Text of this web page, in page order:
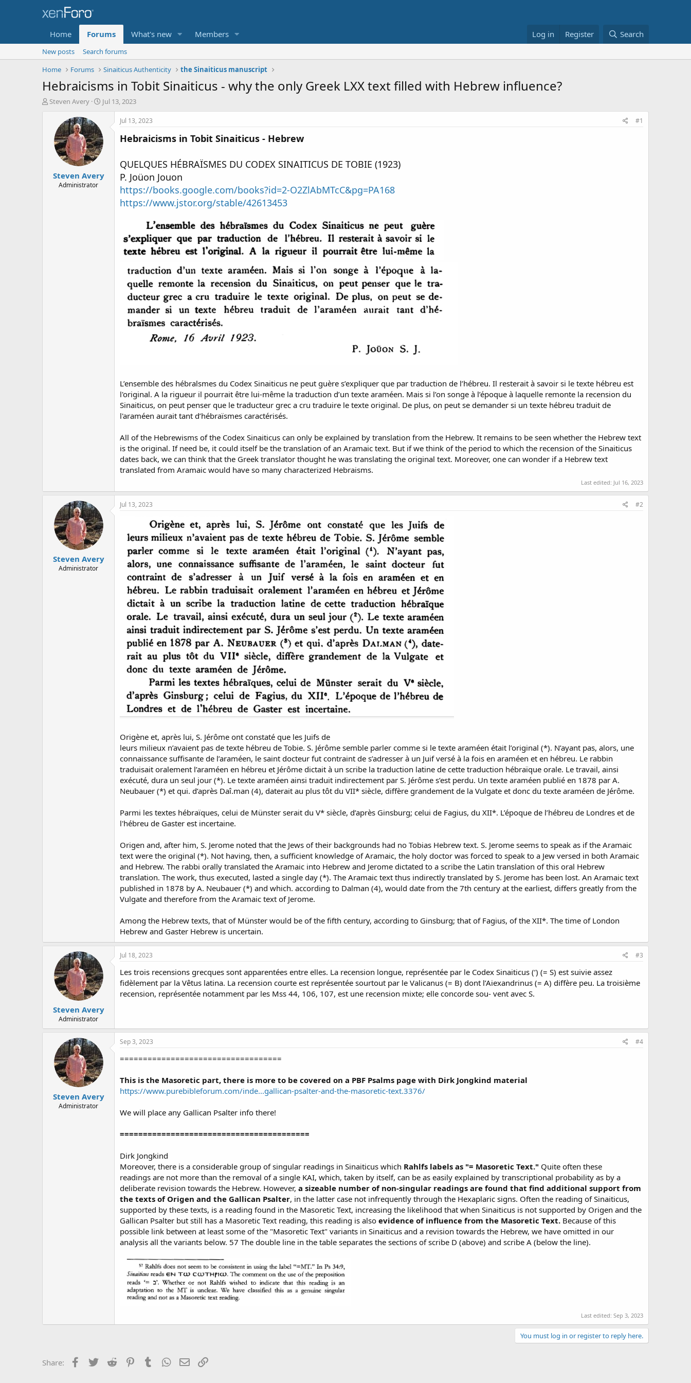
Home Forums What's new Members Log in Register Search
New posts
Search forums
Home
Forums Sinaiticus Authenticity the Sinaiticus manuscript
Hebraicisms in Tobit Sinaiticus - why the only Greek LXX text filled with Hebrew influence?
T
Steven Avery
S
t
d
e
Jul 13, 2023
Steven Avery
Administrator
Jul 13, 2023 #1
Hebraicisms in Tobit Sinaiticus - Hebrew
QUELQUES HÉBRAÏSMES DU CODEX SINAITICUS DE TOBIE (1923)
P. Joüon Jouon
https://books.google.com/books?id=2-O2ZlAbMTcC&pg=PA168
https://www.jstor.org/stable/42613453
L’ensemble des hébralsmes du Codex Sinaiticus ne peut guère s’expliquer que par traduction de l’hébreu. Il resterait à savoir si le texte hébreu est
l'original. A la rigueur il pourrait être lui-même la traduction d’un texte araméen. Mais si l’on songe à l’époque à laquelle remonte la recension du
Sinaiticus, on peut penser que le traducteur grec a cru traduire le texte original. De plus, on peut se demander si un texte hébreu traduit de
l'araméen aurait tant d’hébraïsmes caractérisés.
All of the Hebrewisms of the Codex Sinaiticus can only be explained by translation from the Hebrew. It remains to be seen whether the Hebrew text
is the original. If need be, it could itself be the translation of an Aramaic text. But if we think of the period to which the recension of the Sinaiticus
dates back, we can think that the Greek translator thought he was translating the original text. Moreover, one can wonder if a Hebrew text
translated from Aramaic would have so many characterized Hebraisms.
Last edited: Jul 16, 2023
Steven Avery
Administrator
Jul 13, 2023 #2
Origène et, après lui, S. Jérôme ont constaté que les Juifs de
leurs milieux n’avaient pas de texte hébreu de Tobie. S. Jérôme semble parler comme si le texte araméen était l’original (*). N’ayant pas, alors, une
connaissance suffisante de l’araméen, le saint docteur fut contraint de s’adresser à un Juif versé à la fois en araméen et en hébreu. Le rabbin
traduisait oralement l’araméen en hébreu et Jérôme dictait à un scribe la traduction latine de cette traduction hébraïque orale. Le travail, ainsi
exécuté, dura un seul jour (*). Le texte araméen ainsi traduit indirectement par S. Jérôme s’est perdu. Un texte araméen publié en 1878 par A.
Neubauer (*) et qui. d’après Daî.man (4), daterait au plus tôt du VII* siècle, diffère grandement de la Vulgate et donc du texte araméen de Jérôme.
Parmi les textes hébraïques, celui de Münster serait du V* siècle, d’après Ginsburg; celui de Fagius, du XII*. L’époque de l’hébreu de Londres et de
l'hébreu de Gaster est incertaine.
Origen and, after him, S. Jerome noted that the Jews of their backgrounds had no Tobias Hebrew text. S. Jerome seems to speak as if the Aramaic
text were the original (*). Not having, then, a sufficient knowledge of Aramaic, the holy doctor was forced to speak to a Jew versed in both Aramaic
and Hebrew. The rabbi orally translated the Aramaic into Hebrew and Jerome dictated to a scribe the Latin translation of this oral Hebrew
translation. The work, thus executed, lasted a single day (*). The Aramaic text thus indirectly translated by S. Jerome has been lost. An Aramaic text
published in 1878 by A. Neubauer (*) and which. according to Dalman (4), would date from the 7th century at the earliest, differs greatly from the
Vulgate and therefore from the Aramaic text of Jerome.
Among the Hebrew texts, that of Münster would be of the fifth century, according to Ginsburg; that of Fagius, of the XII*. The time of London
Hebrew and Gaster Hebrew is uncertain.
Steven Avery
Administrator
Jul 18, 2023 #3
Les trois recensions grecques sont apparentées entre elles. La recension longue, représentée par le Codex Sinaiticus (‘) (= S) est suivie assez
fidèlement par la Vêtus latina. La recension courte est représentée sourtout par le Valicanus (= B) dont l’Aiexandrinus (= A) diffère peu. La troisième
recension, représentée notamment par les Mss 44, 106, 107, est une recension mixte; elle concorde sou- vent avec S.
Steven Avery
Administrator
Sep 3, 2023 #4
===================================
This is the Masoretic part, there is more to be covered on a PBF Psalms page with Dirk Jongkind material
https://www.purebibleforum.com/inde...gallican-psalter-and-the-masoretic-text.3376/
We will place any Gallican Psalter info there!
=========================================
Dirk Jongkind
Moreover, there is a considerable group of singular readings in Sinaiticus which Rahlfs labels as "= Masoretic Text." Quite often these
readings are not more than the removal of a single KAI, which, taken by itself, can be as easily explained by transcriptional probability as by a
deliberate revision towards the Hebrew. However, a sizeable number of non-singular readings are found that find additional support from
the texts of Origen and the Gallican Psalter, in the latter case not infrequently through the Hexaplaric signs. Often the reading of Sinaiticus,
supported by these texts, is a reading found in the Masoretic Text, increasing the likelihood that when Sinaiticus is not supported by Origen and the
Gallican Psalter but still has a Masoretic Text reading, this reading is also evidence of influence from the Masoretic Text. Because of this
possible link between at least some of the "Masoretic Text" variants in Sinaiticus and a revision towards the Hebrew, we have omitted in our
analysis all the variants below. 57 The double line in the table separates the sections of scribe D (above) and scribe A (below the line).
Last edited: Sep 3, 2023
You must log in or register to reply here.
Share: Facebook
Twitter Reddit PinterestTumblrWhatsApp
Email